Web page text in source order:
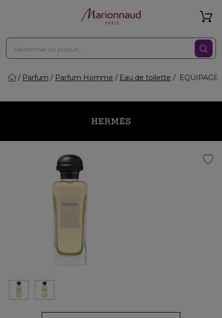
Parfum Parfum Homme Eau de toilette